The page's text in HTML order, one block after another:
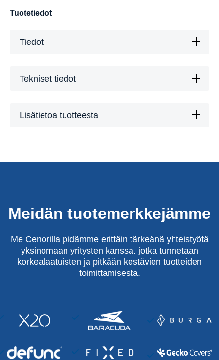
Tuotetiedot
Tiedot
Tekniset tiedot
Lisätietoa tuotteesta
Meidän tuotemerkkejämme
Me Cenorilla pidämme erittäin tärkeänä yhteistyötä
yksinomaan yritysten kanssa, jotka tunnetaan
korkealaatuisten ja pitkään kestävien tuotteiden
toimittamisesta.